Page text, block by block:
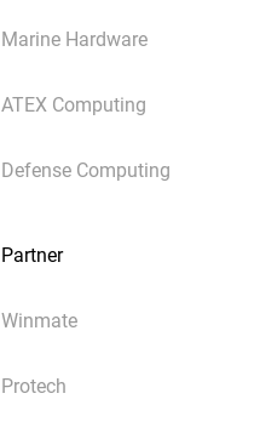
Marine Hardware
ATEX Computing
Defense Computing
Partner
Winmate
Protech